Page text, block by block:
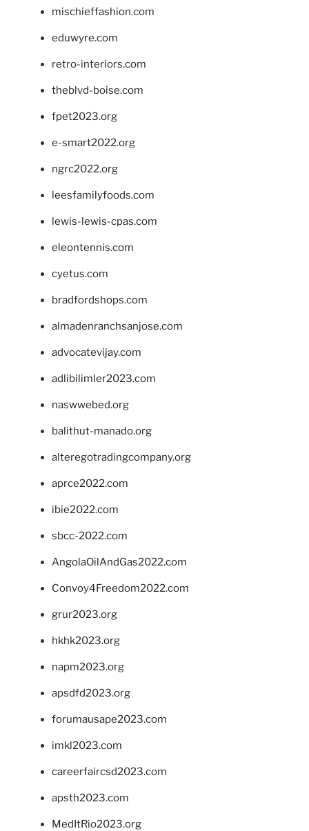
mischieffashion.com
eduwyre.com
retro-interiors.com
theblvd-boise.com
fpet2023.org
e-smart2022.org
ngrc2022.org
leesfamilyfoods.com
lewis-lewis-cpas.com
eleontennis.com
cyetus.com
bradfordshops.com
almadenranchsanjose.com
advocatevijay.com
adlibilimler2023.com
naswwebed.org
balithut-manado.org
alteregotradingcompany.org
aprce2022.com
ibie2022.com
sbcc-2022.com
AngolaOilAndGas2022.com
Convoy4Freedom2022.com
grur2023.org
hkhk2023.org
napm2023.org
apsdfd2023.org
forumausape2023.com
imkl2023.com
careerfaircsd2023.com
apsth2023.com
MedItRio2023.org